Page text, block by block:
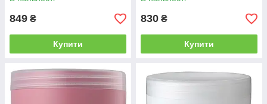
849 ₴
Купити
830 ₴
Купити